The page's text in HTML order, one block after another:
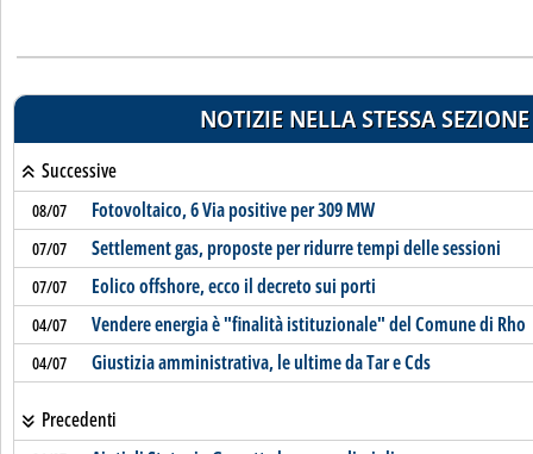
NOTIZIE NELLA STESSA SEZIONE
Successive
08/07 Fotovoltaico, 6 Via positive per 309 MW
07/07 Settlement gas, proposte per ridurre tempi delle sessioni
07/07 Eolico offshore, ecco il decreto sui porti
04/07 Vendere energia è "finalità istituzionale" del Comune di Rho
04/07 Giustizia amministrativa, le ultime da Tar e Cds
Precedenti